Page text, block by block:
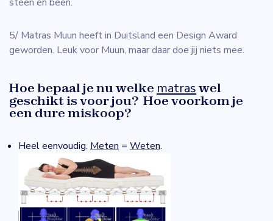
5/ Matras Muun heeft in Duitsland een Design Award
geworden. Leuk voor Muun, maar daar doe jij niets mee.
Hoe bepaal je nu welke matras wel
geschikt is voor jou? Hoe voorkom je
een dure miskoop?
Heel eenvoudig. Meten = Weten.